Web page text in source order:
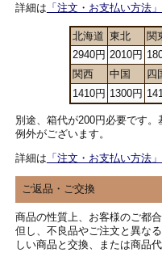
詳細は 「注文・お支払い方法
北海道 東北 関
2940円 2010円
関西
中国 四
1410円 1300円
別途、箱代が200円必要です。
例外がございます。
詳細は 「注文・お支払い方法
ご返品・ご交換
商品の性質上、お客様のご都
但し、不良品やご注文と異な
しい商品と交換、または商品